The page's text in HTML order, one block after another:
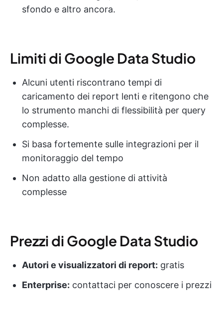
sfondo e altro ancora.
Limiti di Google Data Studio
Alcuni utenti riscontrano tempi di
caricamento dei report lenti e ritengono che
lo strumento manchi di flessibilità per query
complesse.
Si basa fortemente sulle integrazioni per il
monitoraggio del tempo
Non adatto alla gestione di attività
complesse
Prezzi di Google Data Studio
Autori e visualizzatori di report: gratis
Enterprise: contattaci per conoscere i prezzi